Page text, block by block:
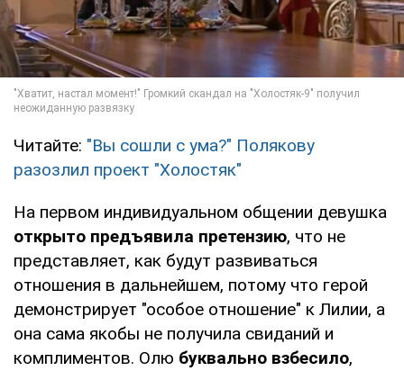
Читайте: "Вы сошли с ума?" Полякову
разозлил проект "Холостяк"
На первом индивидуальном общении девушка
открыто предъявила претензию, что не
представляет, как будут развиваться
отношения в дальнейшем, потому что герой
демонстрирует "особое отношение" к Лилии, а
она сама якобы не получила свиданий и
комплиментов. Олю буквально взбесило,